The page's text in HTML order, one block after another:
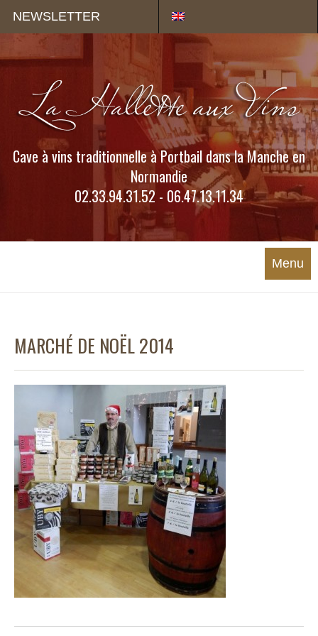
NEWSLETTER
Cave à vins traditionnelle à Portbail dans la Manche en
Normandie
02.33.94.31.52 - 06.47.13.11.34
Menu
MARCHÉ DE NOËL 2014
Panneau de gestion des cookies